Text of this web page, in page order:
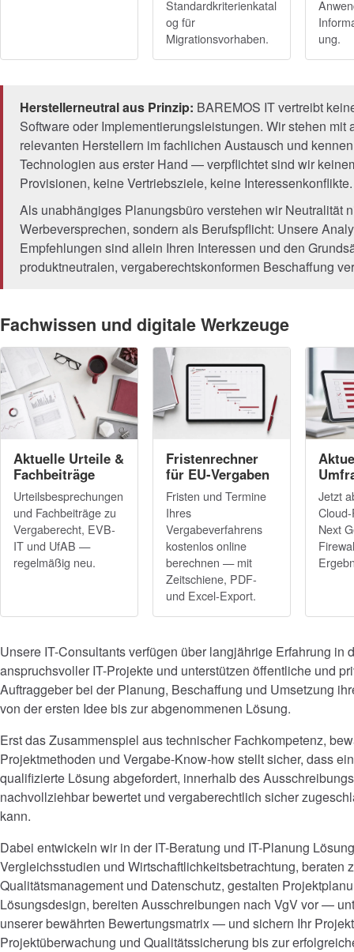
Standardkriterienkatal
og für
Migrationsvorhaben.
ung.
Herstellerneutral aus Prinzip: BAREMOS IT vertreibt
Software oder Implementierungsleistungen. Wir stehen mit
relevanten Herstellern im fachlichen Austausch und
Technologien aus erster Hand — verpflichtet sind wir
Provisionen, keine Vertriebsziele, keine Interessenkonflikte.
Als unabhängiges Planungsbüro verstehen wir Neutralität
Werbeversprechen, sondern als Berufspflicht: Unsere
Empfehlungen sind allein Ihren Interessen und den
produktneutralen, vergaberechtskonformen Beschaffung
Fachwissen und digitale Werkzeuge
Aktuelle Urteile &
Fachbeiträge
Urteilsbesprechungen
und Fachbeiträge zu
Vergaberecht, EVB-
IT und UfAB —
regelmäßig neu.
Fristenrechner
für EU-Vergaben
Fristen und Termine
Ihres
Vergabeverfahrens
kostenlos online
berechnen — mit
Zeitschiene, PDF-
und Excel-Export.
Jetzt
Next
Unsere IT-Consultants verfügen über langjährige Erfahrung in
anspruchsvoller IT-Projekte und unterstützen öffentliche und
Auftraggeber bei der Planung, Beschaffung und Umsetzung
von der ersten Idee bis zur abgenommenen Lösung.
Erst das Zusammenspiel aus technischer Fachkompetenz,
Projektmethoden und Vergabe-Know-how stellt sicher, dass
qualifizierte Lösung abgefordert, innerhalb des
nachvollziehbar bewertet und vergaberechtlich sicher
kann.
Dabei entwickeln wir in der IT-Beratung und IT-Planung
Vergleichsstudien und Wirtschaftlichkeitsbetrachtung, beraten
Qualitätsmanagement und Datenschutz, gestalten
Lösungsdesign, bereiten Ausschreibungen nach VgV vor —
unserer bewährten Bewertungsmatrix — und sichern Ihr
Projektüberwachung und Qualitätssicherung bis zur